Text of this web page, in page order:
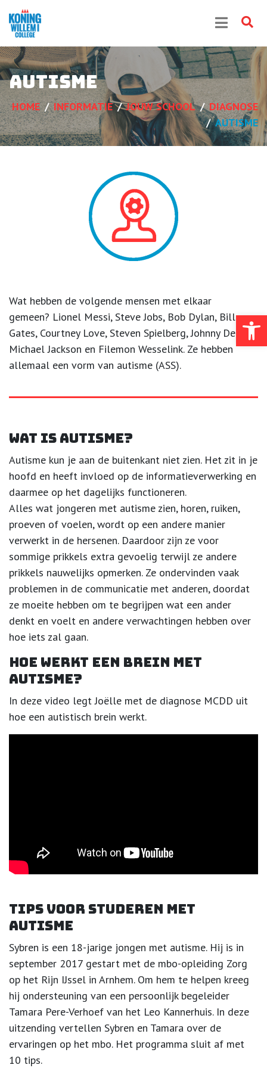
Autisme
HOME INFORMATIE JOUW SCHOOL
DIAGNOSE
AUTISME
Wat hebben de volgende mensen met elkaar
gemeen? Lionel Messi, Steve Jobs, Bob Dylan, Bill
Gates, Courtney Love, Steven Spielberg, Johnny Depp,
Michael Jackson en Filemon Wesselink. Ze hebben
allemaal een vorm van autisme (ASS).
Wat is autisme?
Autisme kun je aan de buitenkant niet zien. Het zit in je
hoofd en heeft invloed op de informatieverwerking en
daarmee op het dagelijks functioneren.
Alles wat jongeren met autisme zien, horen, ruiken,
proeven of voelen, wordt op een andere manier
verwerkt in de hersenen. Daardoor zijn ze voor
sommige prikkels extra gevoelig terwijl ze andere
prikkels nauwelijks opmerken. Ze ondervinden vaak
problemen in de communicatie met anderen, doordat
ze moeite hebben om te begrijpen wat een ander
denkt en voelt en andere verwachtingen hebben over
hoe iets zal gaan.
Hoe werkt een brein met
autisme?
In deze video legt Joëlle met de diagnose MCDD uit
hoe een autistisch brein werkt.
Tips voor studeren met
autisme
Sybren is een 18-jarige jongen met autisme. Hij is in
september 2017 gestart met de mbo-opleiding Zorg
op het Rijn IJssel in Arnhem. Om hem te helpen kreeg
hij ondersteuning van een persoonlijk begeleider
Tamara Pere-Verhoef van het Leo Kannerhuis. In deze
uitzending vertellen Sybren en Tamara over de
ervaringen op het mbo. Het programma sluit af met
10 tips.